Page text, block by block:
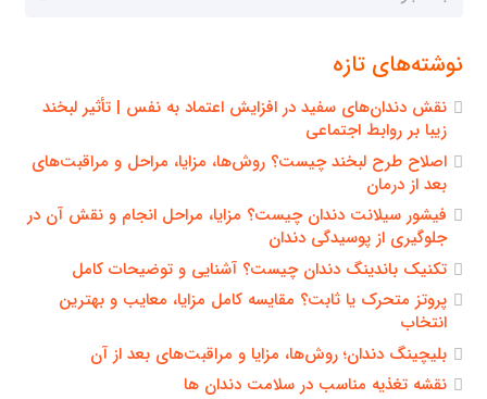
نوشته‌های تازه
نقش دندان‌های سفید در افزایش اعتماد به نفس | تأثیر لبخند
زیبا بر روابط اجتماعی
اصلاح طرح لبخند چیست؟ روش‌ها، مزایا، مراحل و مراقبت‌های
بعد از درمان
فیشور سیلانت دندان چیست؟ مزایا، مراحل انجام و نقش آن در
جلوگیری از پوسیدگی دندان
تکنیک باندینگ دندان چیست؟ آشنایی و توضیحات کامل
پروتز متحرک یا ثابت؟ مقایسه کامل مزایا، معایب و بهترین
انتخاب
بلیچینگ دندان؛ روش‌ها، مزایا و مراقبت‌های بعد از آن
نقشه تغذیه مناسب در سلامت دندان ها